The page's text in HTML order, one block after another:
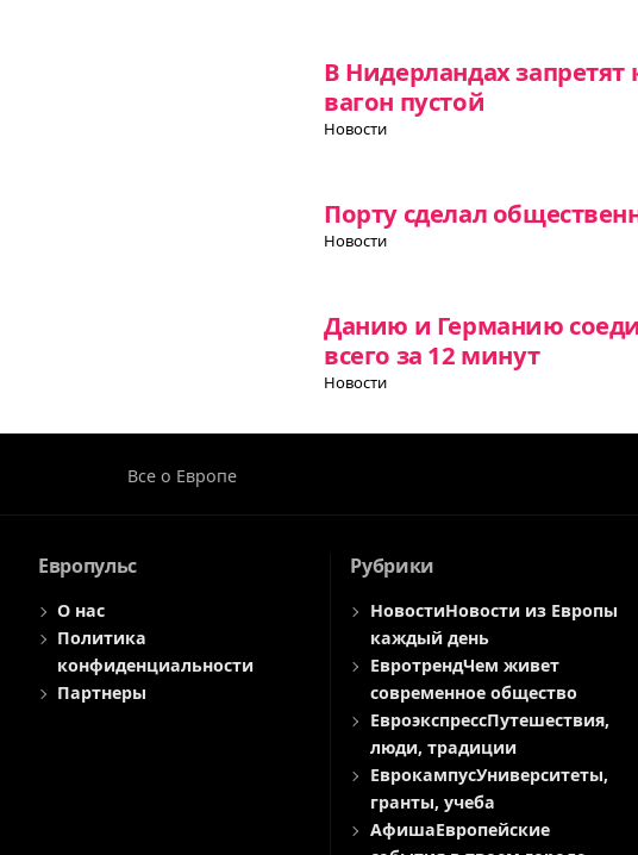
В Нидерландах запретят
вагон пустой
Новости
Порту сделал
Новости
Данию и Германию
всего за 12 минут
Новости
Все о Европе
Европульс
О нас
Политика
конфиденциальности
Партнеры
Рубрики
НовостиНовости из Европы
каждый день
ЕвротрендЧем живет
современное общество
ЕвроэкспрессПутешествия,
люди, традиции
ЕврокампусУниверситеты,
гранты, учеба
АфишаЕвропейские